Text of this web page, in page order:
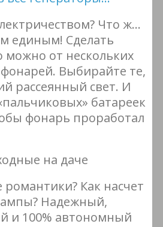
Что ж…
единым! Сделать
можно от нескольких
Выбирайте те,
рассеянный свет. И
батареек
фонарь проработал
Как насчет
Надежный,
и 100% автономный